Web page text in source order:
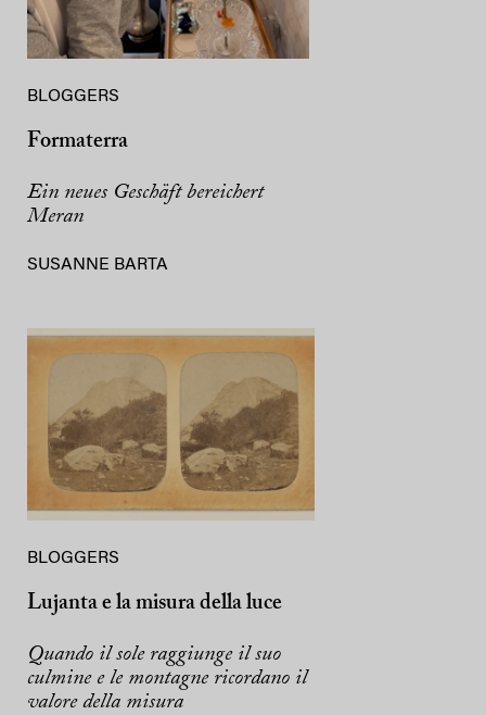
BLOGGERS
Formaterra
Ein neues Geschäft bereichert
Meran
SUSANNE BARTA
BLOGGERS
Lujanta e la misura della luce
Quando il sole raggiunge il suo
culmine e le montagne ricordano il
valore della misura